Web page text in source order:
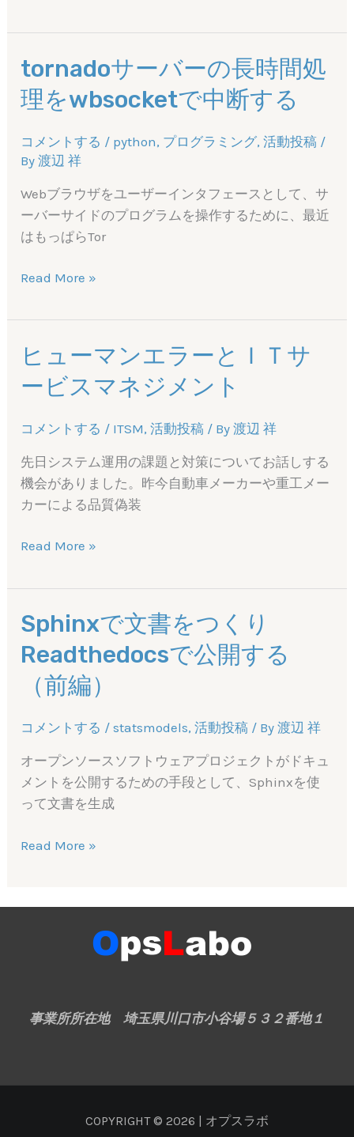
文
を
つ
り
Readthedocs
公
す
tornadoサーバーの長時間処
理をwbsocketで中断する
コメントする / python, プログラミング,活動投稿 /
By渡辺 祥
Webブラウザをユーザーインタフェースとして、サ
ーバーサイドのプログラムを操作するために、最近
はもっぱらTor
tornado
ー
ー
の
時
処
理
を
で
す
Read More »
ヒューマンエラーとＩＴサ
ービスマネジメント
コメントする / ITSM,活動投稿 / By渡辺 祥
先日システム運用の課題と対策についてお話しする
機会がありました。昨今自動車メーカーや重工メー
カーによる品質偽装
ヒ
ー
ン
エ
Ｉ
Ｔ
サ
ー
ス
ジ
Read More »
Sphinxで文書をつくり
Readthedocsで公開する
（前編）
コメントする /statsmodels,活動投稿 / By渡辺 祥
オープンソースソフトウェアプロジェクトがドキュ
メントを公開するための手段として、Sphinxを使
って文書を生成
Sphinx
書
Readthedocs
Read More »
事業所所在地 埼玉県川口市小谷場５３２番地１
COPYRIGHT © 2026 | オプスラボ